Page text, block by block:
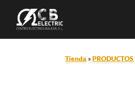
Tienda »PRODUCTOS